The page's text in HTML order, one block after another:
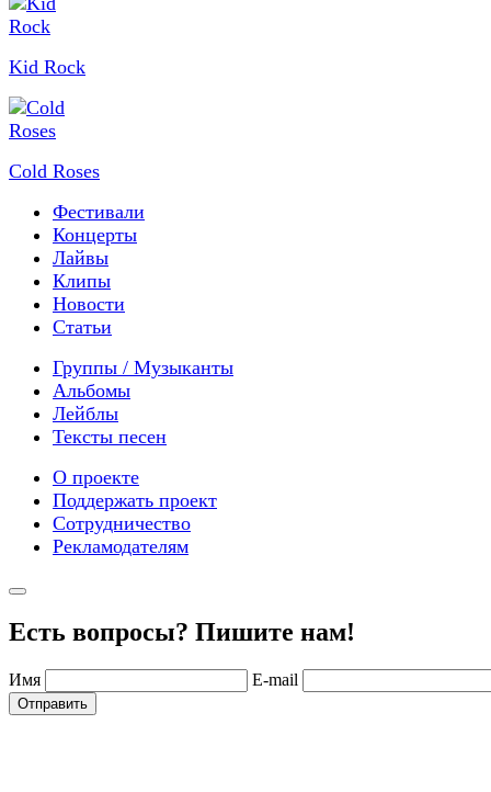
Kid Rock
Cold Roses
Фестивали
Концерты
Лайвы
Клипы
Новости
Статьи
Группы / Музыканты
Альбомы
Лейблы
Тексты песен
О проекте
Поддержать проект
Сотрудничество
Рекламодателям
Есть вопросы? Пишите нам!
Имя E-mail